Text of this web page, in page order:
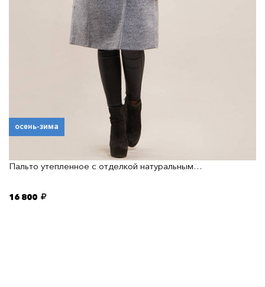
осень-зима
Пальто утепленное с отделкой натуральным…
16 800